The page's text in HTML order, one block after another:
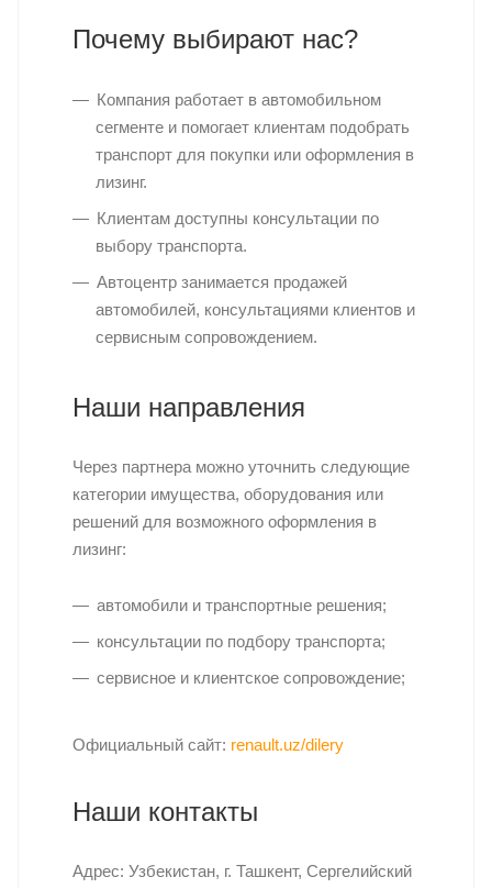
Почему выбирают нас?
Компания работает в автомобильном
сегменте и помогает клиентам подобрать
транспорт для покупки или оформления в
лизинг.
Клиентам доступны консультации по
выбору транспорта.
Автоцентр занимается продажей
автомобилей, консультациями клиентов и
сервисным сопровождением.
Наши направления
Через партнера можно уточнить следующие
категории имущества, оборудования или
решений для возможного оформления в
лизинг:
автомобили и транспортные решения;
консультации по подбору транспорта;
сервисное и клиентское сопровождение;
Официальный сайт: renault.uz/dilery
Наши контакты
Адрес: Узбекистан, г. Ташкент, Сергелийский